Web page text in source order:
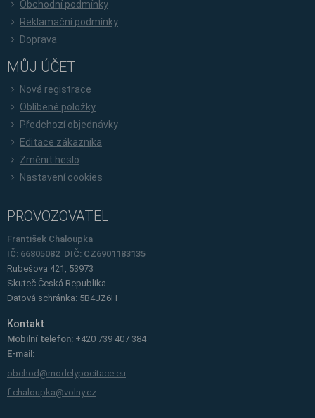
Obchodní podmínky
Reklamační podmínky
Doprava
MŮJ ÚČET
Nová registrace
Oblíbené položky
Předchozí objednávky
Editace zákazníka
Změnit heslo
Nastavení cookies
PROVOZOVATEL
František Chaloupka
IČ: 66805082 DIČ: CZ6901183135
Rubešova 421, 53973
Skuteč Česká Republika
Datová schránka: 5B4JZ6H
Kontakt
Mobilní telefon: +420 739 407 384
E-mail:
obchod@modelypocitace.eu
f.chaloupka@volny.cz